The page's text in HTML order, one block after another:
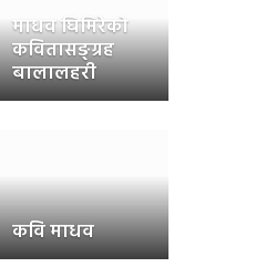
माधव घिमिरेको
कवितासङ्ग्रह
बालालहरी
कवि माधव